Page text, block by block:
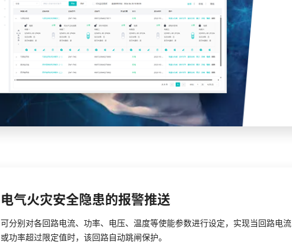
电气火灾安全隐患的报警推送
可分别对各回路电流、功率、电压、温度等使能参数进行设定，实现当回路电流
或功率超过限定值时，该回路自动跳闸保护。